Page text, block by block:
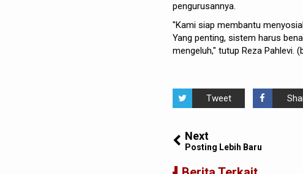
pengurusannya.
"Kami siap membantu
Yang penting, sistem harus
mengeluh," tutup Reza Pahlevi.
Tweet
Next
Posting Lebih Baru